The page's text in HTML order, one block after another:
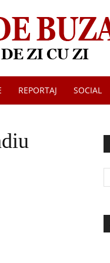
REPORTAJ SOCIAL